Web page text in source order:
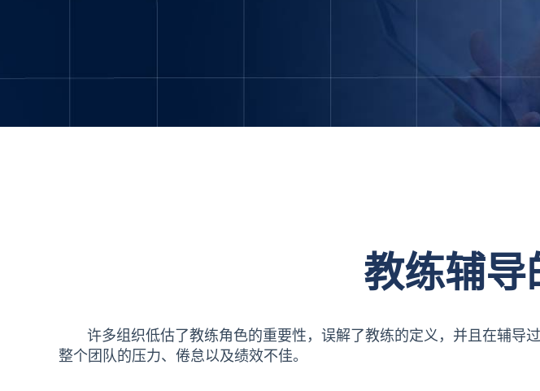
教练辅导
许多组织低估了教练角色的重要性，误解了教练的定义，并且在辅导
整个团队的压力、倦怠以及绩效不佳。